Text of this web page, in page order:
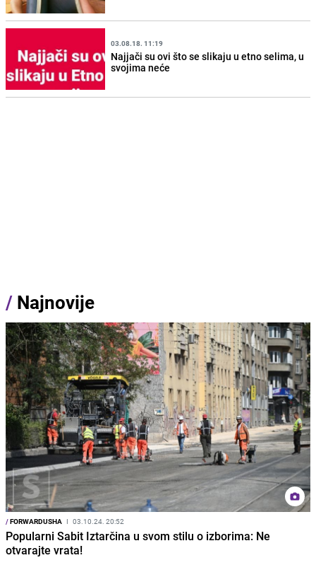
03.08.18. 11:19
Najjači su ovi što se slikaju u etno selima, u
svojima neće
/ Najnovije
/FORWARDUSHA I 03.10.24. 20:52
Popularni Sabit Iztarčina u svom stilu o izborima: Ne
otvarajte vrata!